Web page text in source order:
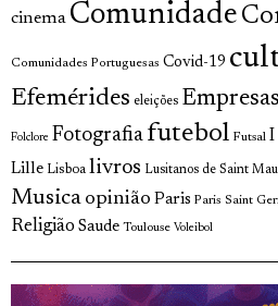
cinema Comunidade
Comunidades Portuguesas Covid-19
Efemérides eleições Empresas
Folclore Fotografia futebol Futsal I
Lille Lisboa livros Lusitanos de Saint
Musica opinião Paris Paris Saint
Religião Saude Toulouse Voleibol